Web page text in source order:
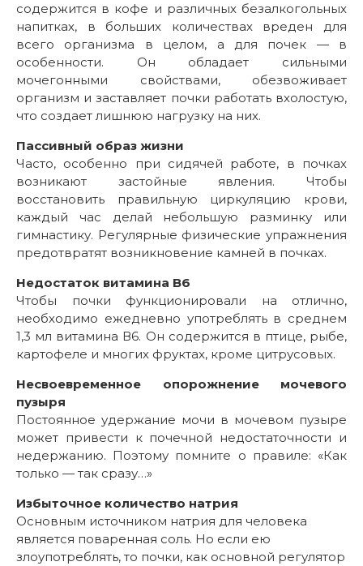
содержится в кофе и различных безалкогольных
напитках, в больших количествах вреден для
всего организма в целом, а для почек — в
особенности. Он обладает сильными
мочегонными свойствами, обезвоживает
организм и заставляет почки работать вхолостую,
что создает лишнюю нагрузку на них.
Пассивный образ жизни
Часто, особенно при сидячей работе, в почках
возникают застойные явления. Чтобы
восстановить правильную циркуляцию крови,
каждый час делай небольшую разминку или
гимнастику. Регулярные физические упражнения
предотвратят возникновение камней в почках.
Недостаток витамина B6
Чтобы почки функционировали на отлично,
необходимо ежедневно употреблять в среднем
1,3 мл витамина В6. Он содержится в птице, рыбе,
картофеле и многих фруктах, кроме цитрусовых.
Несвоевременное опорожнение мочевого
пузыря
Постоянное удержание мочи в мочевом пузыре
может привести к почечной недостаточности и
недержанию. Поэтому помните о правиле: «Как
только — так сразу…»
Избыточное количество натрия
Основным источником натрия для человека
является поваренная соль. Но если ею
злоупотреблять, то почки, как основной регулятор